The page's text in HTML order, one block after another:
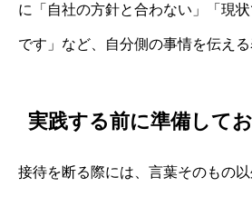
に「自社の方針と合わない」「現
です」など、自分側の事情を伝える
実践する前に準備して
接待を断る際には、言葉そのもの